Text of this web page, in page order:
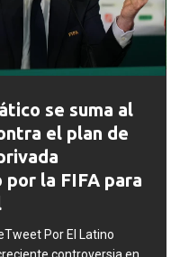
FIFA abre
disciplinarios
Argentina tras
incidentes en la
Mundial 2026
0SHARESShareTweet
Newsroom La FIFA inició